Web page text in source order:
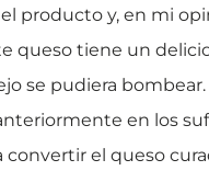
producto y, en mi
queso tiene un
se pudiera
en los
convertir el queso